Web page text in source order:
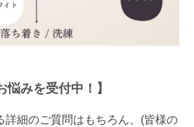
悩みを受付中！】
詳細のご質問はもちろん、(皆様の